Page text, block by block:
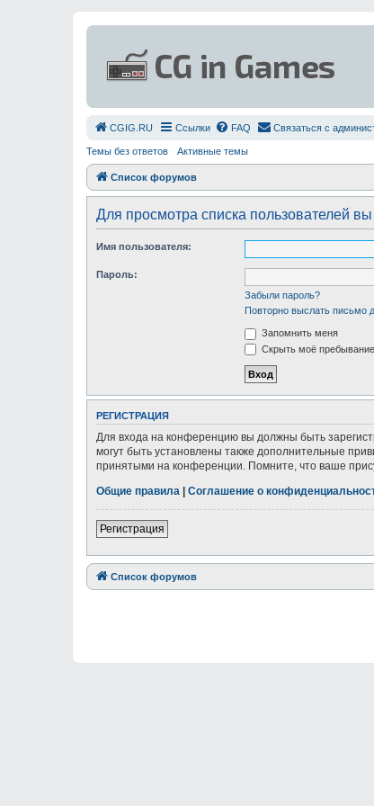
СGIG.RU Ссылки FAQ Связаться с
Темы без ответов Активные темы
Список форумов
Для просмотра списка пользователей
Имя пользователя:
Пароль:
Забыли пароль?
Повторно выслать письмо
Запомнить меня
Скрыть моё
РЕГИСТРАЦИЯ
Для входа на конференцию вы должны быть
могут быть установлены также дополнительные
принятыми на конференции. Помните, что ваше
Общие правила | Соглашение о
Регистрация
Список форумов